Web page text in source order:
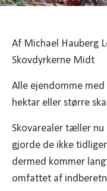
Af Michael Hauberg
Skovdyrkerne Midt
Alle ejendomme
hektar eller større
Skovarealer tæller nu
gjorde de ikke
dermed kommer
omfattet af